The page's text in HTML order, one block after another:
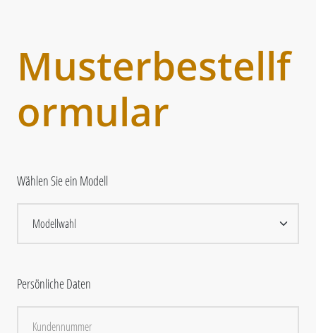
Musterbestellf
ormular
Wählen Sie ein Modell
Persönliche Daten